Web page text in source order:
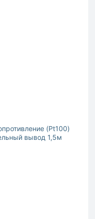
(Pt100)
вывод 1,5м